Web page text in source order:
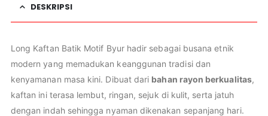
DESKRIPSI
Long Kaftan Batik Motif Byur hadir sebagai busana etnik
modern yang memadukan keanggunan tradisi dan
kenyamanan masa kini. Dibuat dari bahan rayon berkualitas,
kaftan ini terasa lembut, ringan, sejuk di kulit, serta jatuh
dengan indah sehingga nyaman dikenakan sepanjang hari.